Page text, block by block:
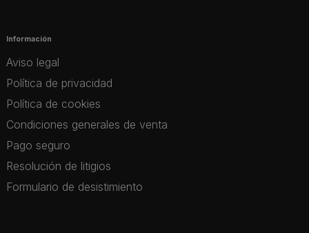
Información
Aviso legal
Política de privacidad
Política de cookies
Condiciones generales de venta
Pago seguro
Resolución de litigios
Formulario de desistimiento